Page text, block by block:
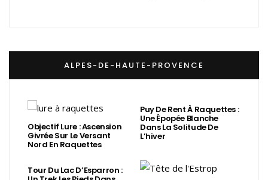
ALPES-DE-HAUTE-PROVENCE
Objectif Lure : Ascension
Givrée Sur Le Versant
Nord En Raquettes
Puy De Rent À Raquettes :
Une Épopée Blanche
Dans La Solitude De
L’hiver
Tour Du Lac D’Esparron :